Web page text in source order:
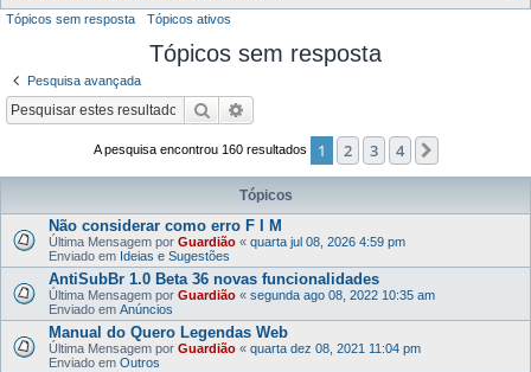
r
Tópicos sem resposta Tópicos ativos
Tópicos sem resposta
Pesquisa avançada
Pesquisar
A pesquisa encontrou 160 resultados 1 2 3 4
Tópicos
Não considerar como erro F I M
Última Mensagem por Guardião « quarta jul 08, 2026 4:59 pm
Enviado em Ideias e Sugestões
AntiSubBr 1.0 Beta 36 novas funcionalidades
Última Mensagem por Guardião « segunda ago 08, 2022 10:35 am
Enviado em Anúncios
Manual do Quero Legendas Web
Última Mensagem por Guardião « quarta dez 08, 2021 11:04 pm
Enviado em Outros